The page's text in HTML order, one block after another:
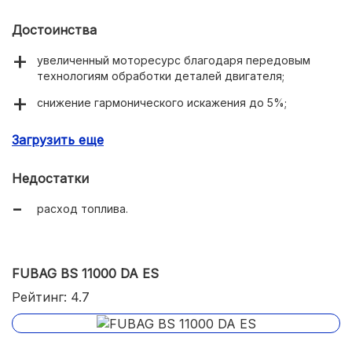
Достоинства
увеличенный моторесурс благодаря передовым
технологиям обработки деталей двигателя;
снижение гармонического искажения до 5%;
медная обмотка альтернатора.
Загрузить еще
Недостатки
расход топлива.
FUBAG BS 11000 DA ES
Рейтинг: 4.7